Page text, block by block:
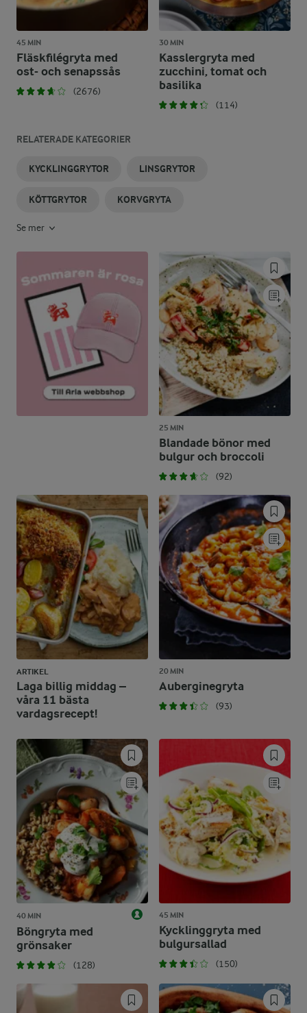
45 MIN
Fläskfilégryta med
ost- och senapssås
(2676)
30 MIN
Kasslergryta med
zucchini, tomat och
basilika
(114)
RELATERADE KATEGORIER
KYCKLINGGRYTOR LINSGRYTOR
KÖTTGRYTOR KORVGRYTA
Se mer
25 MIN
Blandade bönor med
bulgur och broccoli
(92)
ARTIKEL
Laga billig middag –
våra 11 bästa
vardagsrecept!
20 MIN
Auberginegryta
(93)
40 MIN
Böngryta med
grönsaker
(128)
45 MIN
Kycklinggryta med
bulgursallad
(150)